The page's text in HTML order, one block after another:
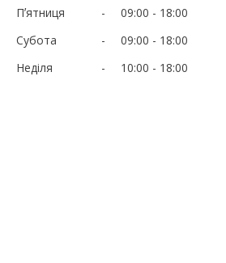
Пʼятниця
09:00
18:00
Субота
09:00
18:00
Неділя
10:00 18:00